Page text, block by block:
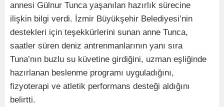
annesi Gülnur Tunca yaşanılan hazırlık sürecine
ilişkin bilgi verdi. İzmir Büyükşehir Belediyesi’nin
destekleri için teşekkürlerini sunan anne Tunca,
saatler süren deniz antrenmanlarının yanı sıra
Tuna’nın buzlu su küvetine girdiğini, uzman eşliğinde
hazırlanan beslenme programı uyguladığını,
fizyoterapi ve atletik performans desteği aldığını
belirtti.